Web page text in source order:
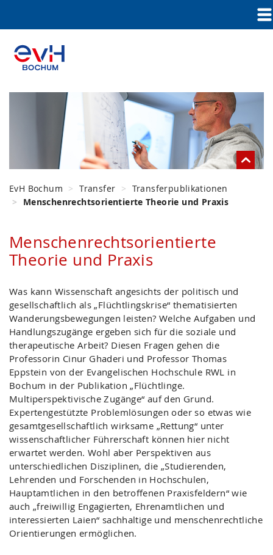
EvH Bochum Transfer
Transferpublikationen
Menschenrechtsorientierte Theorie und Praxis
Menschenrechtsorientierte
Theorie und Praxis
Was kann Wissenschaft angesichts der politisch und
gesellschaftlich als „Flüchtlingskrise“ thematisierten
Wanderungsbewegungen leisten? Welche Aufgaben und
Handlungszugänge ergeben sich für die soziale und
therapeutische Arbeit? Diesen Fragen gehen die
Professorin Cinur Ghaderi und Professor Thomas
Eppstein von der Evangelischen Hochschule RWL in
Bochum in der Publikation „Flüchtlinge.
Multiperspektivische Zugänge“ auf den Grund.
Expertengestützte Problemlösungen oder so etwas wie
gesamtgesellschaftlich wirksame „Rettung“ unter
wissenschaftlicher Führerschaft können hier nicht
erwartet werden. Wohl aber Perspektiven aus
unterschiedlichen Disziplinen, die „Studierenden,
Lehrenden und Forschenden in Hochschulen,
Hauptamtlichen in den betroffenen Praxisfeldern“ wie
auch „freiwillig Engagierten, Ehrenamtlichen und
interessierten Laien“ sachhaltige und menschenrechtliche
Orientierungen ermöglichen.